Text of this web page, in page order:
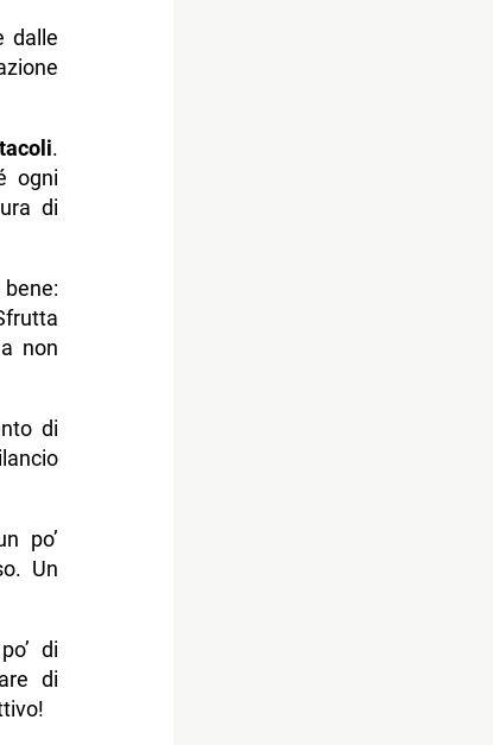
dalle
.
ogni
di
non
di
po’
Un
di
di